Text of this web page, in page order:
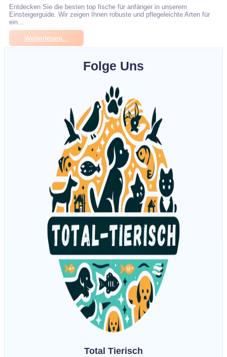
Entdecken Sie die besten top fische für anfänger in unserem
Einsteigerguide. Wir zeigen Ihnen robuste und pflegeleichte Arten für
ein...
Weiterlesen...
Folge Uns
Total Tierisch